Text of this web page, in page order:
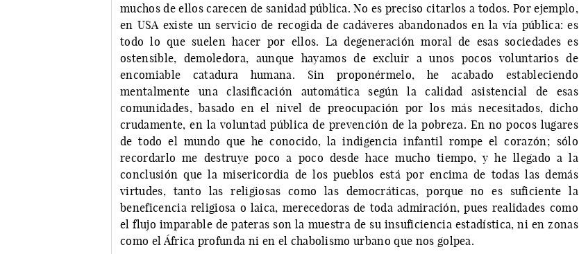
muchos de ellos carecen de sanidad pública. No es preciso citarlos a todos. Por ejemplo,
en USA existe un servicio de recogida de cadáveres abandonados en la vía pública: es
todo lo que suelen hacer por ellos. La degeneración moral de esas sociedades es
ostensible, demoledora, aunque hayamos de excluir a unos pocos voluntarios de
encomiable catadura humana. Sin proponérmelo, he acabado estableciendo
mentalmente una clasificación automática según la calidad asistencial de esas
comunidades, basado en el nivel de preocupación por los más necesitados, dicho
crudamente, en la voluntad pública de prevención de la pobreza. En no pocos lugares
de todo el mundo que he conocido, la indigencia infantil rompe el corazón; sólo
recordarlo me destruye poco a poco desde hace mucho tiempo, y he llegado a la
conclusión que la misericordia de los pueblos está por encima de todas las demás
virtudes, tanto las religiosas como las democráticas, porque no es suficiente la
beneficencia religiosa o laica, merecedoras de toda admiración, pues realidades como
el flujo imparable de pateras son la muestra de su insuficiencia estadística, ni en zonas
como el África profunda ni en el chabolismo urbano que nos golpea.